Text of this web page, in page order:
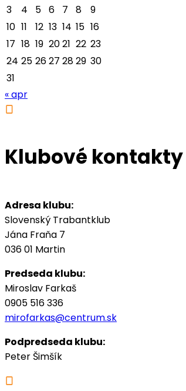
3
4 5 6 7 8
9
10 11 12 13 14 15 16
17 18 19 2021 22 23
24 25 2627 2829 30
31
« apr
Klubové kontakty
Adresa klubu:
Slovenský Trabantklub
Jána Fraňa 7
036 01 Martin
Predseda klubu:
Miroslav Farkaš
0905 516 336
mirofarkas@centrum.sk
Podpredseda klubu:
Peter Šimšík